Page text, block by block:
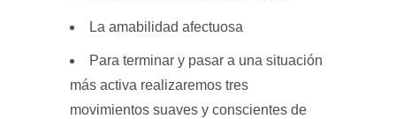
La amabilidad afectuosa
Para terminar y pasar a una situación
más activa realizaremos tres
movimientos suaves y conscientes de